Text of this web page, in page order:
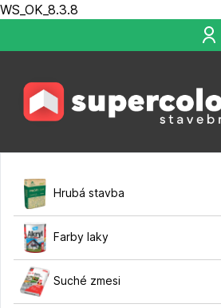
WS_OK_8.3.8
Hrubá stavba
Farby laky
Suché zmesi